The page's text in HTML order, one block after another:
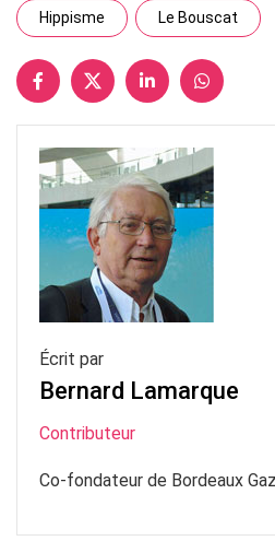
Hippisme Le Bouscat
Écrit par
Bernard Lamarque
Contributeur
Co-fondateur de Bordeaux